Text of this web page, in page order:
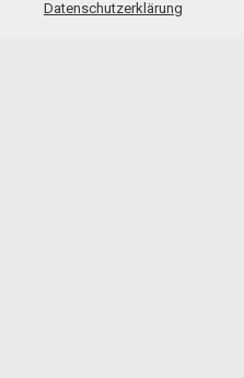
Datenschutzerklärung